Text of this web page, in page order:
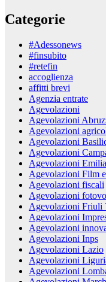
Categorie
#Adessonews
#finsubito
#retefin
accoglienza
affitti brevi
Agenzia entrate
Agevolazioni
Agevolazioni
Agevolazioni
Agevolazioni
Agevolazioni
Agevolazioni
Agevolazioni Film
Agevolazioni fiscali
Agevolazioni
Agevolazioni Friuli
Agevolazioni
Agevolazioni
Agevolazioni Inps
Agevolazioni Lazio
Agevolazioni
Agevolazioni